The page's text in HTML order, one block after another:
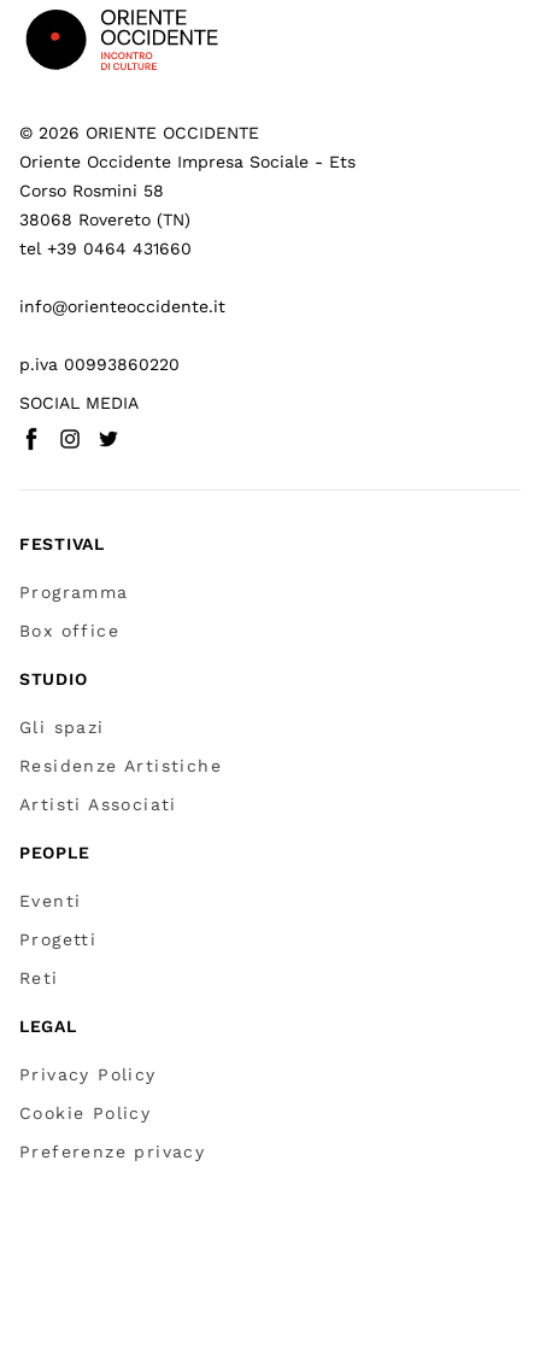
© 2026 ORIENTE OCCIDENTE
Oriente Occidente Impresa Sociale - Ets
Corso Rosmini 58
38068 Rovereto (TN)
tel +39 0464 431660
info@orienteoccidente.it
p.iva 00993860220
SOCIAL MEDIA
Facebook(
Instagram
Twitter
FESTIVAL
Programma
Box office
STUDIO
Gli spazi
Residenze Artistiche
Artisti Associati
PEOPLE
Eventi
Progetti
Reti
LEGAL
Privacy Policy
Cookie Policy
Preferenze privacy